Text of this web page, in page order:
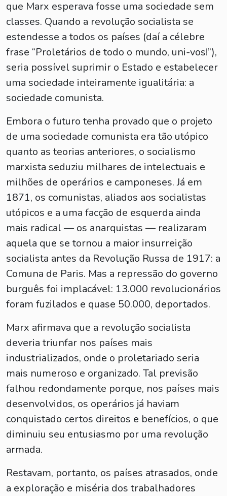
que Marx esperava fosse uma sociedade sem
classes. Quando a revolução socialista se
estendesse a todos os países (daí a célebre
frase “Proletários de todo o mundo, uni-vos!”),
seria possível suprimir o Estado e estabelecer
uma sociedade inteiramente igualitária: a
sociedade comunista.
Embora o futuro tenha provado que o projeto
de uma sociedade comunista era tão utópico
quanto as teorias anteriores, o socialismo
marxista seduziu milhares de intelectuais e
milhões de operários e camponeses. Já em
1871, os comunistas, aliados aos socialistas
utópicos e a uma facção de esquerda ainda
mais radical — os anarquistas — realizaram
aquela que se tornou a maior insurreição
socialista antes da Revolução Russa de 1917: a
Comuna de Paris. Mas a repressão do governo
burguês foi implacável: 13.000 revolucionários
foram fuzilados e quase 50.000, deportados.
Marx afirmava que a revolução socialista
deveria triunfar nos países mais
industrializados, onde o proletariado seria
mais numeroso e organizado. Tal previsão
falhou redondamente porque, nos países mais
desenvolvidos, os operários já haviam
conquistado certos direitos e benefícios, o que
diminuiu seu entusiasmo por uma revolução
armada.
Restavam, portanto, os países atrasados, onde
a exploração e miséria dos trabalhadores